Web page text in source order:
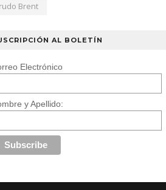
Brent
AL BOLETÍN
Electrónico
y Apellido: